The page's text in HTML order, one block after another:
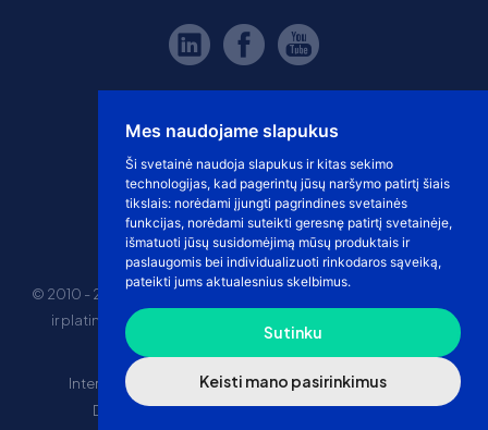
Mes naudojame slapukus
Ši svetainė naudoja slapukus ir kitas sekimo
technologijas, kad pagerintų jūsų naršymo patirtį šiais
tikslais: norėdami įjungti pagrindines svetainės
funkcijas, norėdami suteikti geresnę patirtį svetainėje,
išmatuoti jūsų susidomėjimą mūsų produktais ir
paslaugomis bei individualizuoti rinkodaros sąveiką,
pateikti jums aktualesnius skelbimus.
Sutinku
Keisti mano pasirinkimus
© 2010 - 2026 eshoprent prekinis ženklas saugomas. Kopijuoti
ir platinti svetainės turinį be sutikimo griežtai draudžiama.
Internetinė prekyba
El. parduotuvės nuomos kaina
Drophipping prekyba
Marketplace prekyba